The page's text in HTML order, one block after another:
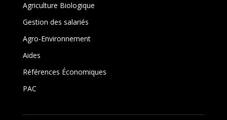
Agriculture Biologique
Gestion des salariés
Agro-Environnement
Aides
Références Économiques
PAC